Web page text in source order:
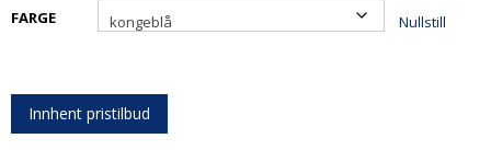
FARGE Nullstill
Innhent pristilbud